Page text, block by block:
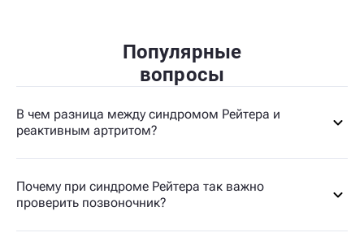
Популярные
вопросы
В чем разница между синдромом Рейтера и
реактивным артритом?
Почему при синдроме Рейтера так важно
проверить позвоночник?